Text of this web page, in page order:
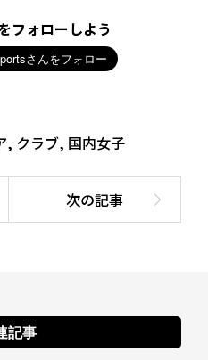
ォローしよう
, クラブ, 国内女子
記事